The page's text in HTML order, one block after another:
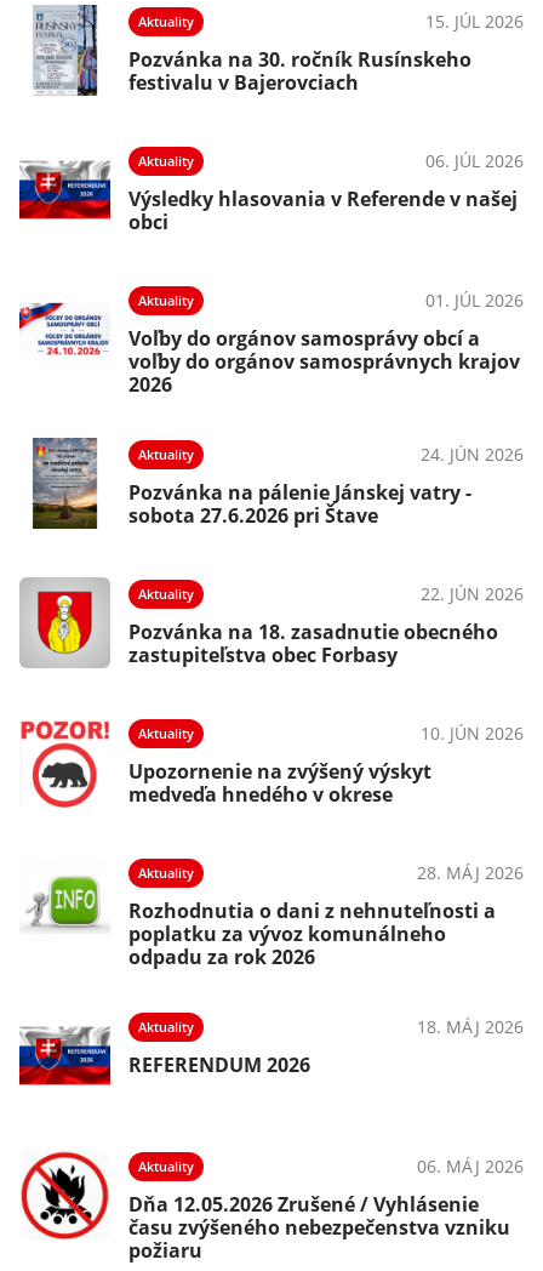
Aktuality 15. JÚL 2026
Pozvánka na 30. ročník Rusínskeho
festivalu v Bajerovciach
Aktuality 06. JÚL 2026
Výsledky hlasovania v Referende v našej
obci
Aktuality 01. JÚL 2026
Voľby do orgánov samosprávy obcí a
voľby do orgánov samosprávnych krajov
2026
Aktuality 24. JÚN 2026
Pozvánka na pálenie Jánskej vatry -
sobota 27.6.2026 pri Štave
Aktuality 22. JÚN 2026
Pozvánka na 18. zasadnutie obecného
zastupiteľstva obec Forbasy
Aktuality 10. JÚN 2026
Upozornenie na zvýšený výskyt
medveďa hnedého v okrese
Aktuality 28. MÁJ 2026
Rozhodnutia o dani z nehnuteľnosti a
poplatku za vývoz komunálneho
odpadu za rok 2026
Aktuality 18. MÁJ 2026
REFERENDUM 2026
Aktuality 06. MÁJ 2026
Dňa 12.05.2026 Zrušené / Vyhlásenie
času zvýšeného nebezpečenstva vzniku
požiaru